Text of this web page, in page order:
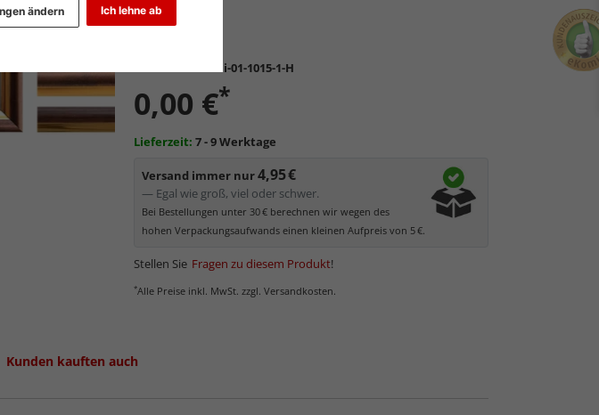
Ich lehne ab
ändern
FAC-Lui-01-1015-1-H
0,00 €*
Lieferzeit: 7 - 9 Werktage
Versand immer nur4,95 €
— Egal wie groß, viel oder schwer.
Bei Bestellungen unter 30 € berechnen wir wegen des
hohen Verpackungsaufwands einen kleinen Aufpreis von 5 €.
Stellen Sie Fragen zu diesem Produkt!
*Alle Preise inkl. MwSt. zzgl. Versandkosten.
Kunden kauften auch